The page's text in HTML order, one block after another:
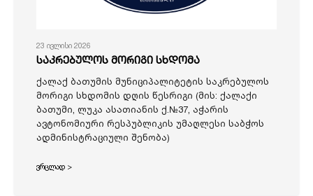
23 ივლისი 2026
საკრებულოს მორიგი სხდომა
ქალაქ ბათუმის მუნიციპალიტეტის საკრებულოს
მორიგი სხდომის დღის წესრიგი (მის: ქალაქი
ბათუმი, ლუკა ასათიანის ქ.№37, აჭარის
ავტონომიური რესპუბლიკის უმაღლესი საბჭოს
ადმინისტრაციული შენობა)
ვრცლად >